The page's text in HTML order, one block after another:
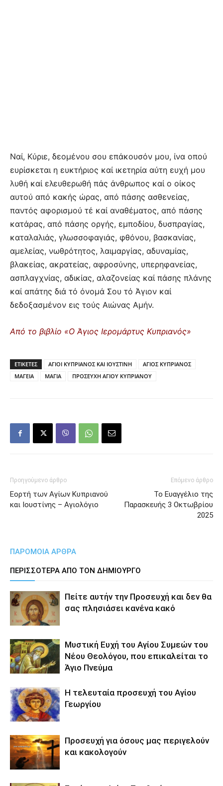
Ναί, Κύριε, δεομένου σου επάκουσόν μου, ίνα οπού
ευρίσκεται η ευκτήριος καί ικετηρία αύτη ευχή μου
λυθή καί ελευθερωθή πάς άνθρωπος καί ο οίκος
αυτού από κακής ώρας, από πάσης ασθενείας,
παντός αφορισμού τέ καί αναθέματος, από πάσης
κατάρας, από πάσης οργής, εμποδίου, δυσπραγίας,
καταλαλιάς, γλωσσοφαγιάς, φθόνου, βασκανίας,
αμελείας, νωθρότητος, λαιμαργίας, αδυναμίας,
βλακείας, ακρατείας, αφροσύνης, υπερηφανείας,
ασπλαγχνίας, αδικίας, αλαζονείας καί πάσης πλάνης
καί απάτης διά τό όνομά Σου τό Άγιον καί
δεδοξασμένον εις τούς Αιώνας Αμήν.
Από το βιβλίο «Ο Άγιος Ιερομάρτυς Κυπριανός»
ΕΤΙΚΕΤΕΣ ΑΓΙΟΙ ΚΥΠΡΙΑΝΟΣ ΚΑΙ ΙΟΥΣΤΙΝΗ
ΑΓΙΟΣ ΚΥΠΡΙΑΝΟΣ
ΜΑΓΕΙΑ
ΜΑΓΙΑ ΠΡΟΣΕΥΧΗ ΑΓΙΟΥ ΚΥΠΡΙΑΝΟΥ
Προηγούμενο άρθρο
Εορτή των Αγίων Κυπριανού
και Ιουστίνης – Αγιολόγιο
Επόμενο άρθρο
Το Ευαγγέλιο της
Παρασκευής 3 Οκτωβρίου
2025
ΠΑΡΟΜΟΙΑ ΑΡΘΡΑ
ΠΕΡΙΣΣΟΤΕΡΑ ΑΠΟ ΤΟΝ ΔΗΜΙΟΥΡΓΟ
Πείτε αυτήν την Προσευχή και δεν θα
σας πλησιάσει κανένα κακό
Μυστική Ευχή του Αγίου Συμεών του
Νέου Θεολόγου, που επικαλείται το
Άγιο Πνεύμα
Η τελευταία προσευχή του Αγίου
Γεωργίου
Προσευχή για όσους μας περιγελούν
και κακολογούν